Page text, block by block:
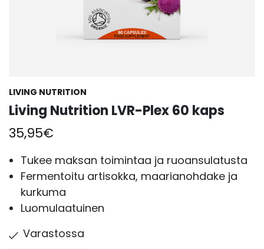
LIVING NUTRITION
Living Nutrition LVR-Plex 60 kaps
35,95€
Tukee maksan toimintaa ja ruoansulatusta
Fermentoitu artisokka, maarianohdake ja
kurkuma
Luomulaatuinen
Varastossa